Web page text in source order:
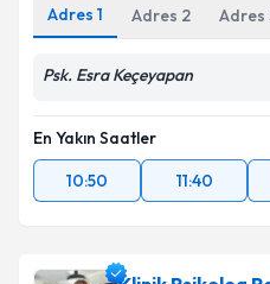
Adres 1 Adres 2 Adres
Psk. Esra Keçeyapan
En Yakın Saatler
10:50
11:40